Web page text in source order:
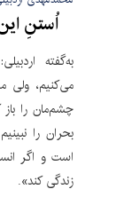
اُستنِ
به‌گفته
می‌کنیم،
چشم‌مان را
بحران را
است و اگر
زندگی کند».